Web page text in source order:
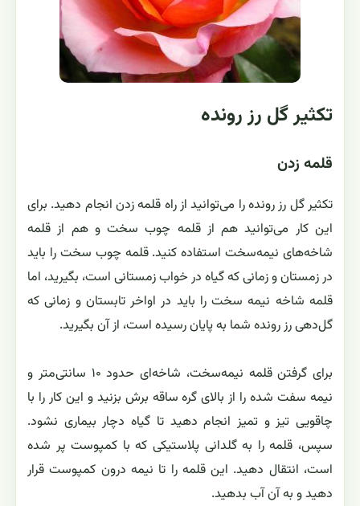
تکثیر گل رز رونده
قلمه زدن
تکثیر گل رز رونده را می‌توانید از راه قلمه زدن انجام دهید. برای
این کار می‌توانید هم از قلمه چوب سخت و هم از قلمه
شاخه‌های نیمه‌سخت استفاده کنید. قلمه چوب سخت را باید
در زمستان و زمانی که گیاه در خواب زمستانی است، بگیرید، اما
قلمه شاخه نیمه سخت را باید در اواخر تابستان و زمانی که
گل‌دهی رز رونده‌ شما به پایان رسیده است، از آن بگیرید.
برای گرفتن قلمه نیمه‌سخت، شاخه‌ای حدود ۱۰ سانتی‌متر و
نیمه سفت شده را از بالای گره ساقه برش بزنید و این کار را با
چاقویی تیز و تمیز انجام دهید تا گیاه دچار بیماری نشود.
سپس، قلمه را به گلدانی پلاستیکی که با کمپوست پر شده
است، انتقال دهید. این قلمه را تا نیمه درون کمپوست قرار
دهید و به آن آب بدهید.